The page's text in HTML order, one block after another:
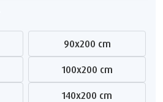
90x200 cm
100x200 cm
140x200 cm